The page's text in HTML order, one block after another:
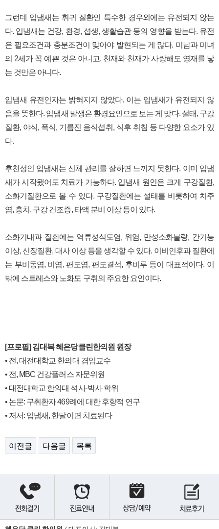
그런데 입냄새는 휘귀 질환인 특수한 경우외에는 유전되지 않는
다. 입냄새는 건강, 환경, 섭생, 생활습관 등의 영향을 받는다. 유전
은 필요조건과 충분조건이 맞아야 발현되는 게 많다. 미남과 미녀
의 2세가 꼭 예쁜 것은 아니고, 천재와 천재가 사랑해도 영재를 낳
는 것만은 아니다.
입냄새 유전인자는 밝혀지지 않았다. 이는 입냄새가 유전되지 않
음을 뜻한다. 입냄새 발생은 환경요인으로 보는 게 맞다. 설태, 구강
질환, 야식, 폭식, 기름진 음식섭취, 식후 취침 등 다양한 요소가 있
다.
후천성인 입냄새는 신체 관리를 잘하면 느끼지 못한다. 이미 입냄
새가 시작됐어도 치료가 가능하다. 입냄새 원인은 크게 구강질환,
소화기질환으로 볼 수 있다. 구강질환에는 설태를 비롯하여 치주
염, 충치, 구강 건조증, 타액 분비 이상 등이 있다.
소화기내과 질환에는 역류성식도염, 위염, 만성소화불량, 간기능
이상, 신장질환, 대사 이상 등을 생각할 수 있다. 이비인후과 질환에
는 부비동염, 비염, 편도염, 편도결석, 후비루 등이 대표적이다. 이
밖에 스트레스와 노화도 구취의 주요한 요인이다.
[프로필] 김대복 혜은당클린한의원 원장
• 전, 대전대학교 한의대 겸임교수
• 전, MBC 건강플러스 자문위원
• 대전대학교 한의대 석사·박사 학위
• 논문: 구취환자 469례에 대한 후향적 연구
• 저서: 입냄새, 한달이면 치료된다
이전글 다음글 목록